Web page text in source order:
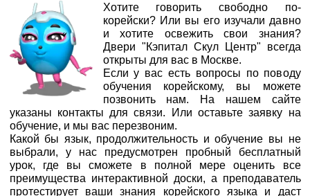
Хотите говорить свободно по-
корейски? Или вы его изучали давно
и хотите освежить свои знания?
Двери "Кэпитал Скул Центр" всегда
открыты для вас в Москве.
Если у вас есть вопросы по поводу
обучения корейскому, вы можете
позвонить нам. На нашем сайте
указаны контакты для связи. Или оставьте заявку на
обучение, и мы вас перезвоним.
Какой бы язык, продолжительность и обучение вы не
выбрали, у нас предусмотрен пробный бесплатный
урок, где вы сможете в полной мере оценить все
преимущества интерактивной доски, а преподаватель
протестирует ваши знания корейского языка и даст